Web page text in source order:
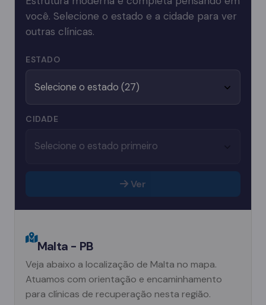
você. Selecione o estado e a cidade para ver
outras clínicas.
ESTADO
CIDADE
Ver
Malta - PB
Veja abaixo a localização de Malta no mapa.
Atuamos com orientação e encaminhamento
para clínicas de recuperação nesta região.